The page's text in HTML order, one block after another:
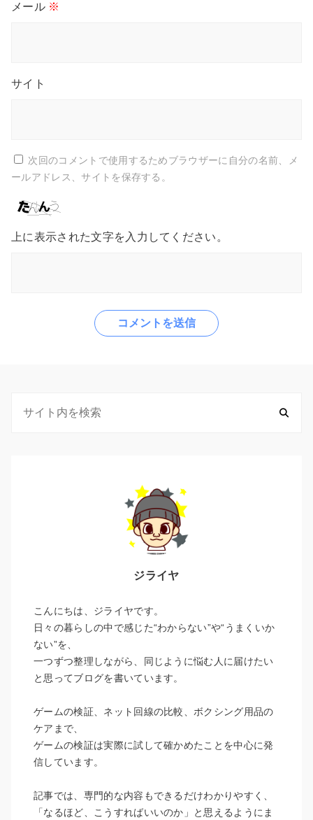
メール ※
サイト
次回のコメントで使用するためブラウザーに自分の名前、メ
ールアドレス、サイトを保存する。
上に表示された文字を入力してください。
ジライヤ
こんにちは、ジライヤです。
日々の暮らしの中で感じた“わからない”や“うまくいか
ない”を、
一つずつ整理しながら、同じように悩む人に届けたい
と思ってブログを書いています。
ゲームの検証、ネット回線の比較、ボクシング用品の
ケアまで、
ゲームの検証は実際に試して確かめたことを中心に発
信しています。
記事では、専門的な内容もできるだけわかりやすく、
「なるほど、こうすればいいのか」と思えるようにま